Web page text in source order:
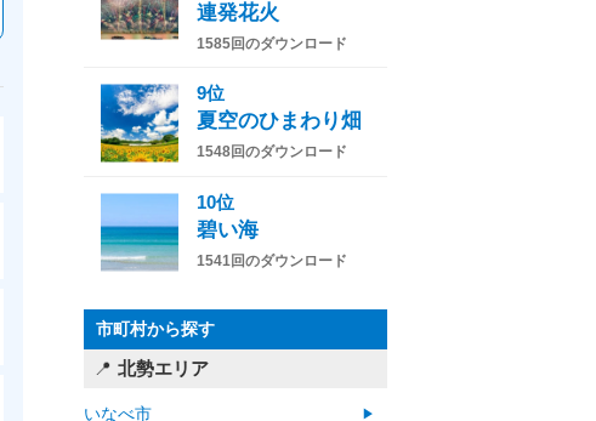
連発花火
1585回のダウンロード
9位
夏空のひまわり畑
1548回のダウンロード
10位
碧い海
1541回のダウンロード
市町村から探す
北勢エリア
いなべ市